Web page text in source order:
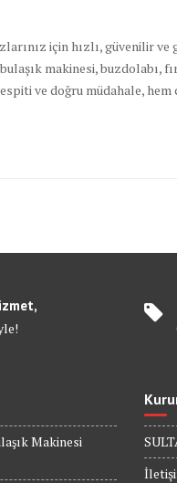
için hızlı, güvenilir
makinesi, buzdolabı,
ve doğru müdahale, hem
Makinesi